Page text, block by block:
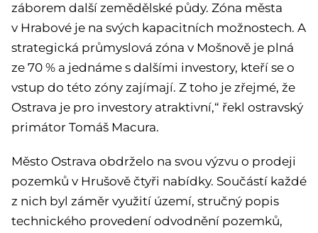
záborem další zemědělské půdy. Zóna města
v Hrabové je na svých kapacitních možnostech. A
strategická průmyslová zóna v Mošnově je plná
ze 70 % a jednáme s dalšími investory, kteří se o
vstup do této zóny zajímají. Z toho je zřejmé, že
Ostrava je pro investory atraktivní,“ řekl ostravský
primátor Tomáš Macura.
Město Ostrava obdrželo na svou výzvu o prodeji
pozemků v Hrušově čtyři nabídky. Součástí každé
z nich byl záměr využití území, stručný popis
technického provedení odvodnění pozemků,